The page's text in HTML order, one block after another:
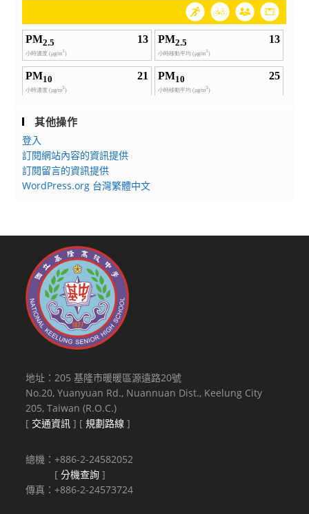
其他操作
登入
訂閱網站內容的資訊提供
訂閱留言的資訊提供
WordPress.org 台灣繁體中文
地址：205 基隆市暖暖區源遠路20號
No.20, Yuanyuan Rd., Nuannuan Dist., Keelung City
205, Taiwan (R.O.C.)
[ 交通資訊 ] [規劃路線 ]
總機：+886-2-24582052
[分機查詢 ]
傳真：+886-2-24573724